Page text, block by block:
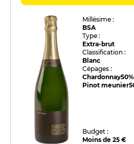
Millésime :
BSA
Type :
Extra-brut
Classification :
Blanc
Cépages :
Chardonnay50%
Pinot meunier
Budget :
Moins de 25 €